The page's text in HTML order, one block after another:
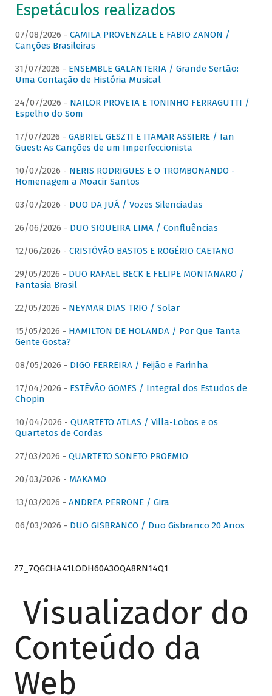
Espetáculos realizados
07/08/2026 - CAMILA PROVENZALE E FABIO ZANON /
Canções Brasileiras
31/07/2026 - ENSEMBLE GALANTERIA / Grande Sertão:
Uma Contação de História Musical
24/07/2026 - NAILOR PROVETA E TONINHO FERRAGUTTI /
Espelho do Som
17/07/2026 - GABRIEL GESZTI E ITAMAR ASSIERE / Ian
Guest: As Canções de um Imperfeccionista
10/07/2026 - NERIS RODRIGUES E O TROMBONANDO -
Homenagem a Moacir Santos
03/07/2026 - DUO DA JUÁ / Vozes Silenciadas
26/06/2026 - DUO SIQUEIRA LIMA / Confluências
12/06/2026 - CRISTÓVÃO BASTOS E ROGÉRIO CAETANO
29/05/2026 - DUO RAFAEL BECK E FELIPE MONTANARO /
Fantasia Brasil
22/05/2026 - NEYMAR DIAS TRIO / Solar
15/05/2026 - HAMILTON DE HOLANDA / Por Que Tanta
Gente Gosta?
08/05/2026 - DIGO FERREIRA / Feijão e Farinha
17/04/2026 - ESTÊVÃO GOMES / Integral dos Estudos de
Chopin
10/04/2026 - QUARTETO ATLAS / Villa-Lobos e os
Quartetos de Cordas
27/03/2026 - QUARTETO SONETO PROEMIO
20/03/2026 - MAKAMO
13/03/2026 - ANDREA PERRONE / Gira
06/03/2026 - DUO GISBRANCO / Duo Gisbranco 20 Anos
Z7_7QGCHA41LODH60A3OQA8RN14Q1
Visualizador do
Conteúdo da
Web